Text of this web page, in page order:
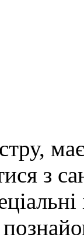
має
з